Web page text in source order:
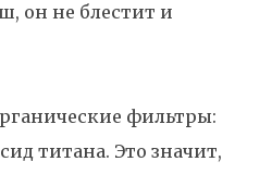
он не блестит и
фильтры:
титана. Это значит,